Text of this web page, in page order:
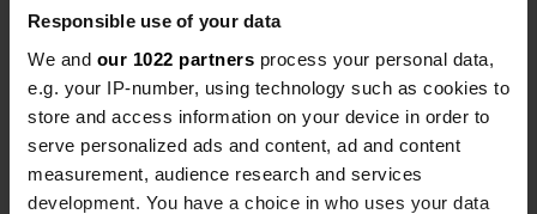
Responsible use of your data
We and our 1022 partners process your personal data,
e.g. your IP-number, using technology such as cookies to
store and access information on your device in order to
serve personalized ads and content, ad and content
measurement, audience research and services
development. You have a choice in who uses your data
Contact
Emplacement
Primær Fylkesveg 29 1
Copie